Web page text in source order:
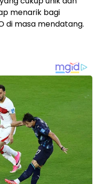
menarik bagi
di masa mendatang.